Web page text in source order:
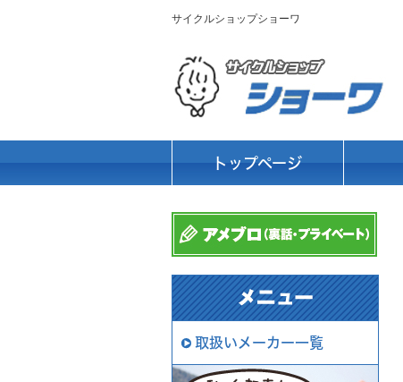
サイクルショップショーワ
トップページ
取扱いメーカー一覧